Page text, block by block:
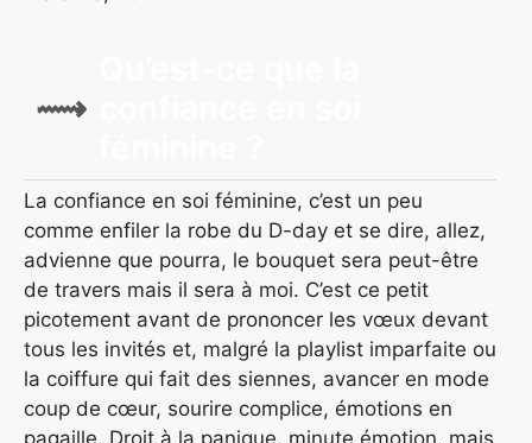
La confiance en soi féminine, c’est un peu
comme enfiler la robe du D-day et se dire, allez,
advienne que pourra, le bouquet sera peut-être
de travers mais il sera à moi. C’est ce petit
picotement avant de prononcer les vœux devant
tous les invités et, malgré la playlist imparfaite ou
la coiffure qui fait des siennes, avancer en mode
coup de cœur, sourire complice, émotions en